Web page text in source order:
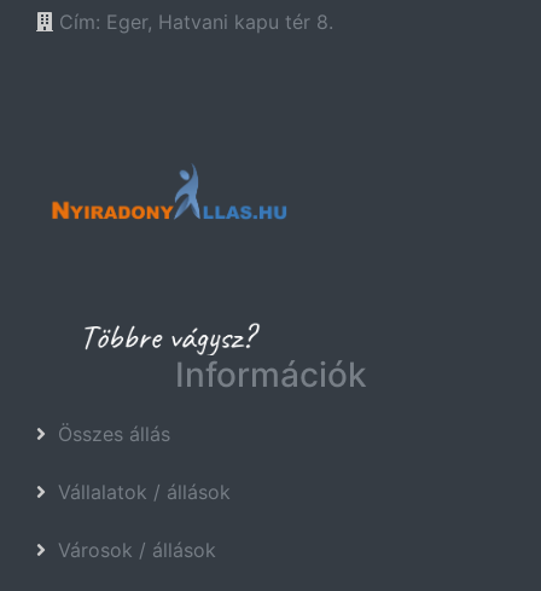
Cím: Eger, Hatvani kapu tér 8.
Információk
Összes állás
Vállalatok / állások
Városok / állások